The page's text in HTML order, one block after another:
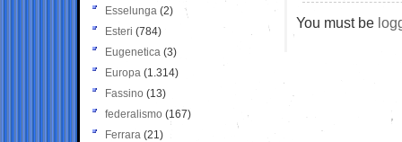
You must be
Esselunga (2)
Esteri (784)
Eugenetica (3)
Europa (1.314)
Fassino (13)
federalismo (167)
Ferrara (21)